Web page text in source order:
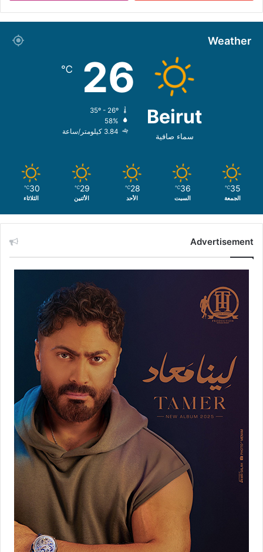
Weather
Beirut
سماء صافية
26
℃
58%
3.84 كيلومتر/ساعة
35
℃
الجمعة
36
℃
السبت
28
℃
الأحد
29
℃
الأثنين
30
℃
الثلاثاء
Advertisement